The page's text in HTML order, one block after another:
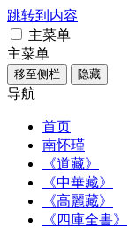
跳转到内容
主菜单
主菜单
移至侧栏 隐藏
导航
首页
南怀瑾
《道藏》
《中華藏》
《高麗藏》
《四庫全書》